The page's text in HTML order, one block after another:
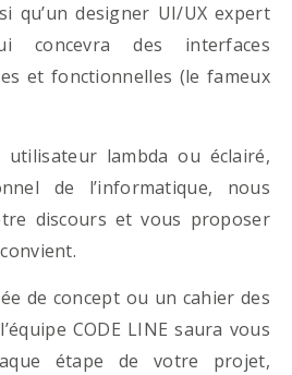
qu’un designer UI/UX expert
concevra des interfaces
et fonctionnelles (le fameux
lambda ou éclairé,
de l’informatique, nous
discours et vous proposer
de concept ou un cahier des
CODE LINE saura vous
étape de votre projet,